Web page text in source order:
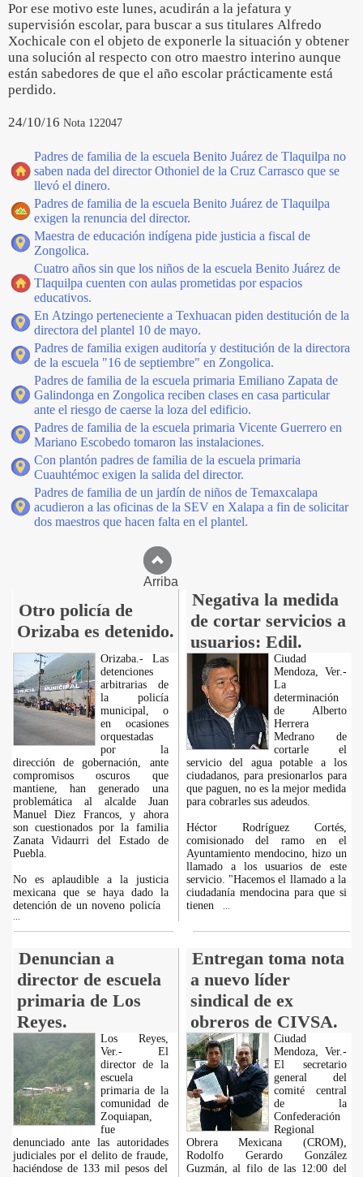
Por ese motivo este lunes, acudirán a la jefatura y
supervisión escolar, para buscar a sus titulares Alfredo
Xochicale con el objeto de exponerle la situación y obtener
una solución al respecto con otro maestro interino aunque
están sabedores de que el año escolar prácticamente está
perdido.
24/10/16 Nota 122047
Padres de familia de la escuela Benito Juárez de Tlaquilpa no
saben nada del director Othoniel de la Cruz Carrasco que se
llevó el dinero.
Padres de familia de la escuela Benito Juárez de Tlaquilpa
exigen la renuncia del director.
Maestra de educación indígena pide justicia a fiscal de
Zongolica.
Cuatro años sin que los niños de la escuela Benito Juárez de
Tlaquilpa cuenten con aulas prometidas por espacios
educativos.
En Atzingo perteneciente a Texhuacan piden destitución de la
directora del plantel 10 de mayo.
Padres de familia exigen auditoría y destitución de la directora
de la escuela "16 de septiembre" en Zongolica.
Padres de familia de la escuela primaria Emiliano Zapata de
Galindonga en Zongolica reciben clases en casa particular
ante el riesgo de caerse la loza del edificio.
Padres de familia de la escuela primaria Vicente Guerrero en
Mariano Escobedo tomaron las instalaciones.
Con plantón padres de familia de la escuela primaria
Cuauhtémoc exigen la salida del director.
Padres de familia de un jardín de niños de Temaxcalapa
acudieron a las oficinas de la SEV en Xalapa a fin de solicitar
dos maestros que hacen falta en el plantel.
Arriba
Otro policía de
Orizaba es detenido.
Negativa la medida
de cortar servicios a
usuarios: Edil.
Orizaba.- Las
detenciones
arbitrarias de
la policía
municipal, o
en ocasiones
orquestadas
por la
dirección de gobernación, ante
compromisos oscuros que
mantiene, han generado una
problemática al alcalde Juan
Manuel Diez Francos, y ahora
son cuestionados por la familia
Zanata Vidaurri del Estado de
Puebla.
No es aplaudible a la justicia
mexicana que se haya dado la
detención de un noveno policía
Ciudad
Mendoza, Ver.-
La
determinación
de Alberto
Herrera
Medrano de
cortarle el
servicio del agua potable a los
ciudadanos, para presionarlos para
que paguen, no es la mejor medida
para cobrarles sus adeudos.
Héctor Rodríguez Cortés,
comisionado del ramo en el
Ayuntamiento mendocino, hizo un
llamado a los usuarios de este
servicio. "Hacemos el llamado a la
ciudadanía mendocina para que si
tienen
Denuncian a
director de escuela
primaria de Los
Reyes.
Entregan toma nota
a nuevo líder
sindical de ex
obreros de CIVSA.
Los Reyes,
Ver.- El
director de la
escuela
primaria de la
comunidad de
Zoquiapan,
fue
denunciado ante las autoridades
judiciales por el delito de fraude,
haciéndose de 133 mil pesos del
Ciudad
Mendoza, Ver.-
El secretario
general del
comité central
de la
Confederación
Regional
Obrera Mexicana (CROM),
Rodolfo Gerardo González
Guzmán, al filo de las 12:00 del